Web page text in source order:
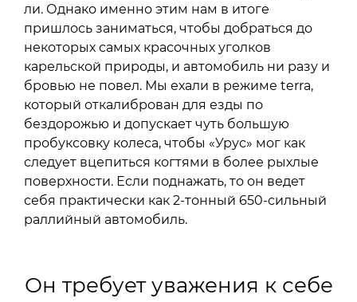
ли. Однако именно этим нам в итоге
пришлось заниматься, чтобы добраться до
некоторых самых красочных уголков
карельской природы, и автомобиль ни разу и
бровью не повел. Мы ехали в режиме terra,
который откалиброван для езды по
бездорожью и допускает чуть большую
пробуксовку колеса, чтобы «Урус» мог как
следует вцепиться когтями в более рыхлые
поверхности. Если поднажать, то он ведет
себя практически как 2-тонный 650-сильный
раллийный автомобиль.
Он требует уважения к себе